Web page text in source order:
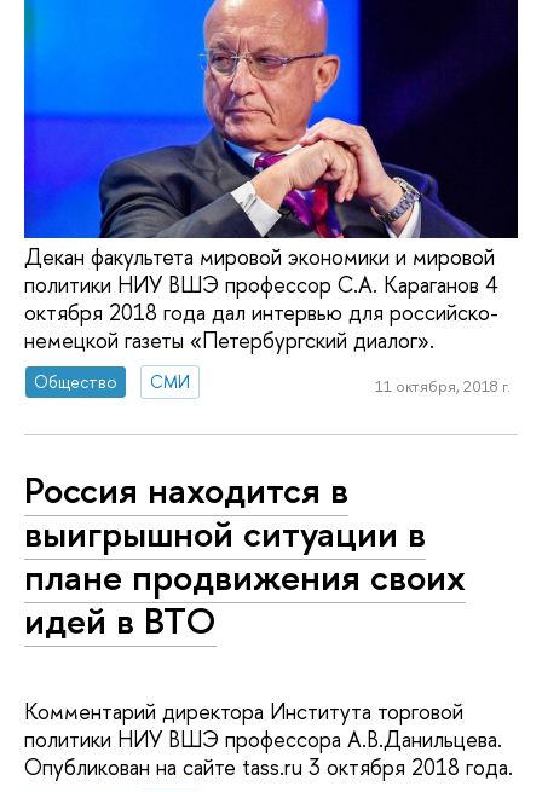
Декан факультета мировой экономики и мировой
политики НИУ ВШЭ профессор С.А. Караганов 4
октября 2018 года дал интервью для российско-
немецкой газеты «Петербургский диалог».
Общество СМИ 11 октября, 2018 г.
Россия находится в
выигрышной ситуации в
плане продвижения своих
идей в ВТО
Комментарий директора Института торговой
политики НИУ ВШЭ профессора А.В.Данильцева.
Опубликован на сайте tass.ru 3 октября 2018 года.